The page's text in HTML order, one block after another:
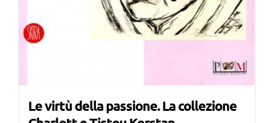
Le virtù della passione. La collezione